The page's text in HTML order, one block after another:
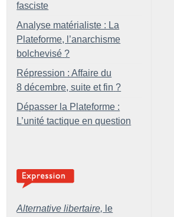
fasciste
Analyse matérialiste : La
Plateforme, l’anarchisme
bolchevisé ?
Répression : Affaire du
8 décembre, suite et fin ?
Dépasser la Plateforme :
L’unité tactique en question
Alternative libertaire, le